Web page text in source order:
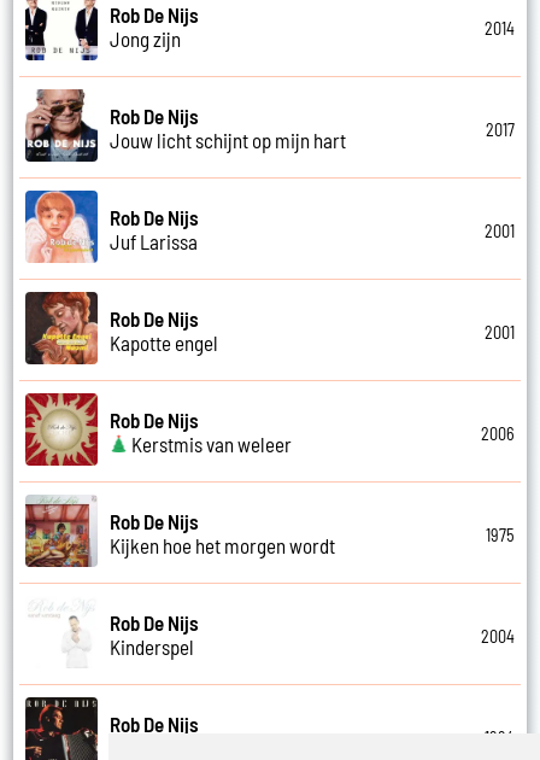
Rob De Nijs
Jong zijn
2014
Rob De Nijs
Jouw licht schijnt op mijn hart
2017
Rob De Nijs
Juf Larissa
2001
Rob De Nijs
Kapotte engel
2001
Rob De Nijs
Kerstmis van weleer
2006
Rob De Nijs
Kijken hoe het morgen wordt
1975
Rob De Nijs
Kinderspel
2004
Rob De Nijs
1994